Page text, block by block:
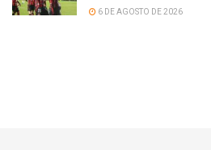
6 DE AGOSTO DE 2026